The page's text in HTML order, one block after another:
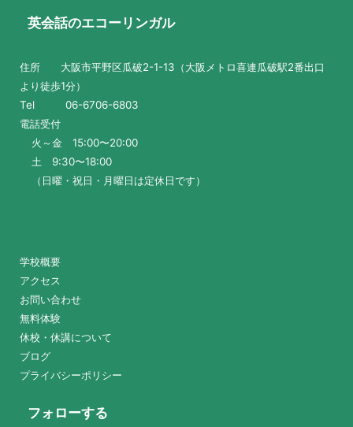
英会話のエコーリンガル
住所 大阪市平野区瓜破2-1-13（大阪メトロ喜連瓜破駅2番出口
より徒歩1分）
Tel 06-6706-6803
電話受付
火～金 15:00〜20:00
土 9:30〜18:00
（日曜・祝日・月曜日は定休日です）
学校概要
アクセス
お問い合わせ
無料体験
休校・休講について
ブログ
プライバシーポリシー
フォローする